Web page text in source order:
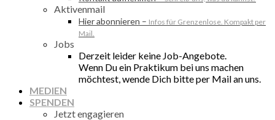
Aktivenmail
Hier abonnieren – Infos für Grenzenlose. Kompakt per
Mail.
Jobs
Derzeit leider keine Job-Angebote.
Wenn Du ein Praktikum bei uns machen
möchtest, wende Dich bitte per Mail an uns.
MEDIEN
SPENDEN
Jetzt engagieren